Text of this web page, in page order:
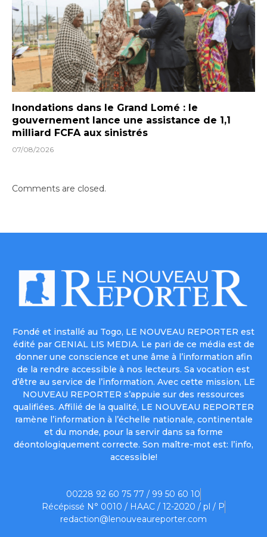
Inondations dans le Grand Lomé : le
gouvernement lance une assistance de 1,1
milliard FCFA aux sinistrés
07/08/2026
Comments are closed.
Fondé et installé au Togo, LE NOUVEAU REPORTER est
édité par GENIAL LIS MEDIA. Le pari de ce média est de
donner une conscience et une âme à l’information afin
de la rendre accessible à nos lecteurs. Sa vocation est
d’être au service de l’information. Avec cette mission, LE
NOUVEAU REPORTER s’appuie sur des ressources
qualifiées. Affilié de la qualité, LE NOUVEAU REPORTER
ramène l’information à l’échelle nationale, continentale
et du monde, pour la servir dans sa forme
déontologiquement correcte. Son maître-mot est: l’info,
accessible!
00228 92 60 75 77 / 99 50 60 10
Récépissé N° 0010 / HAAC / 12-2020 / pl / P
redaction@lenouveaureporter.com